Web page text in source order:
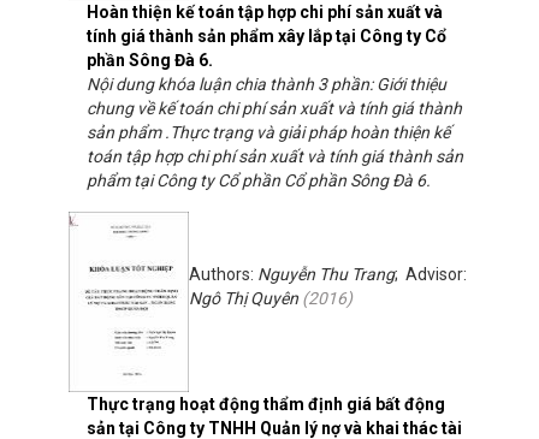
Hoàn thiện kế toán tập hợp chi phí sản xuất và
tính giá thành sản phẩm xây lắp tại Công ty Cổ
phần Sông Đà 6.
Nội dung khóa luận chia thành 3 phần: Giới thiệu
chung về kế toán chi phí sản xuất và tính giá thành
sản phẩm .Thực trạng và giải pháp hoàn thiện kế
toán tập hợp chi phí sản xuất và tính giá thành sản
phẩm tại Công ty Cổ phần Cổ phần Sông Đà 6.
Thực trạng hoạt động thẩm định giá bất động
sản tại Công ty TNHH Quản lý nợ và khai thác tài
Authors: Nguyễn Thu Trang; Advisor:
Ngô Thị Quyên (2016)